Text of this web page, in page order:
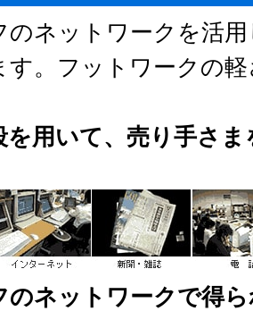
のネットワークを活
す。フットワークの
を用いて、売り手さ
のネットワークで得